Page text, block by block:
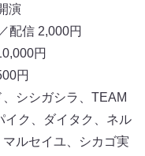
演
配信 2,000円
円
円
シシガシラ、TEAM
イク、ダイタク、ネル
ルセイユ、シカゴ実